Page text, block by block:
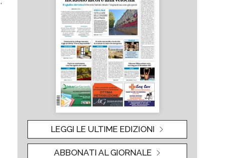
LEGGI LE ULTIME EDIZIONI
ABBONATI AL GIORNALE